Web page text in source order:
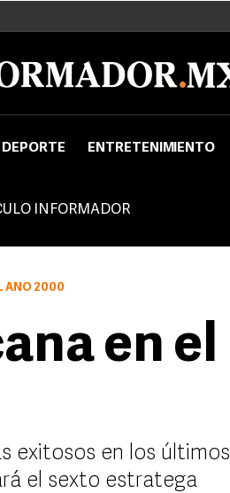
DEPORTE ENTRETENIMIENTO
INFORMADOR
AÑO 2000
en el
exitosos en los últimos
el sexto estratega